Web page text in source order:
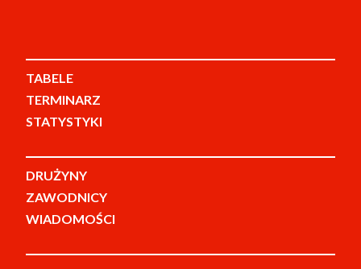
TABELE
TERMINARZ
STATYSTYKI
DRUŻYNY
ZAWODNICY
WIADOMOŚCI